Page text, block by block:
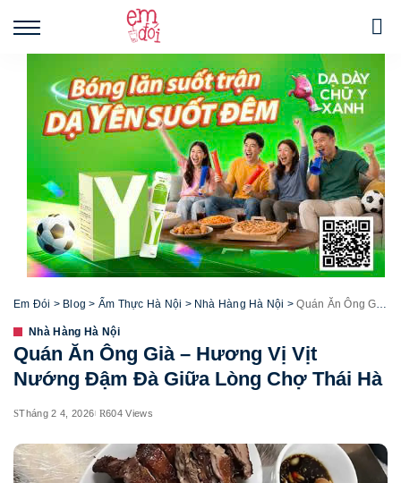
Em Đói > Blog > Ẩm Thực Hà Nội > Nhà Hàng Hà Nội >Quán Ăn Ông Già – Hương Vị Vịt Nướng Đậm Đà Giữa Lòng Chợ Thái Hà
Nhà Hàng Hà Nội
Quán Ăn Ông Già – Hương Vị Vịt
Nướng Đậm Đà Giữa Lòng Chợ Thái Hà
Tháng 2 4, 2026 604 Views